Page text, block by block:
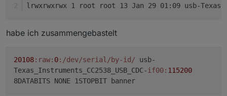
lrwxrwxrwx 1 root root 13 Jan 29 01:09 usb-
habe ich zusammengebastelt
20108:raw: 0:/dev/serial/by-id/ usb-
Texas_Instruments_CC2538_USB_CDC-if00: 115200
8DATABITS NONE 1STOPBIT banner